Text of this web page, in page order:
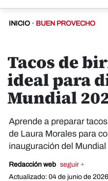
INICIO · BUEN PROVECHO
Tacos de
ideal para
Mundial
Aprende a preparar
de Laura Morales para
inauguración del Mundial
Redacción web seguir +
Actualizado: 04 de junio de